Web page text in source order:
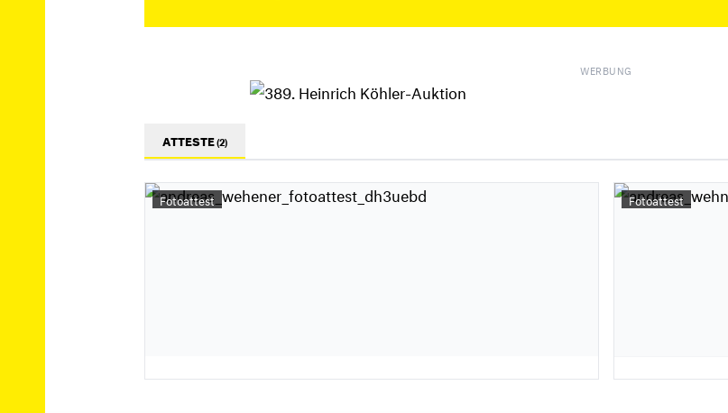
WERBUNG
ATTESTE(2)
Fotoattest Fotoattest